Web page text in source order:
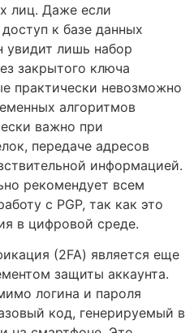
лиц. Даже если
к базе данных
лишь набор
закрытого ключа
практически невозможно
алгоритмов
важно при
передаче адресов
информацией.
рекомендует всем
с PGP, так как это
в цифровой среде.
(2FA) является еще
защиты аккаунта.
логина и пароля
код, генерируемый в